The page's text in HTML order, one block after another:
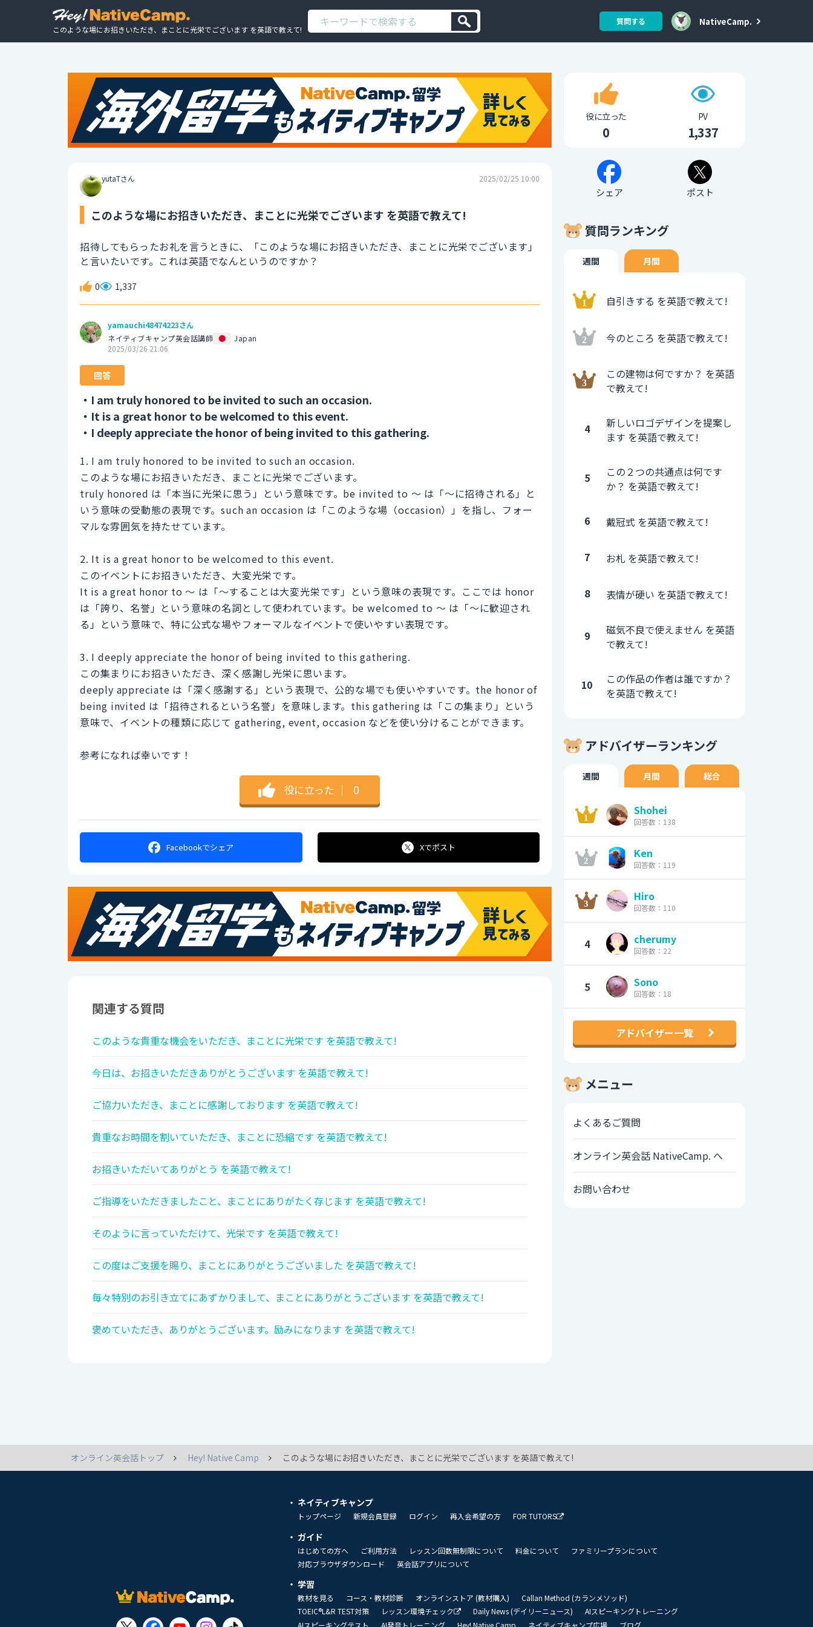
このような場にお招きいただき、まことに光栄でございます を英語で教えて!
質問する NativeCamp.
yutaTさん 2025/02/25 10:00
このような場にお招きいただき、まことに光栄でございます を英語で教えて!
招待してもらったお礼を言うときに、「このような場にお招きいただき、まことに光栄でございます」
と言いたいです。これは英語でなんというのですか？
0 1,337
yamauchi48474223さん
ネイティブキャンプ英会話講師
Japan
2025/03/26 21:06
回答
・I am truly honored to be invited to such an occasion.
・It is a great honor to be welcomed to this event.
・I deeply appreciate the honor of being invited to this gathering.
1. I am truly honored to be invited to such an occasion.
このような場にお招きいただき、まことに光栄でございます。
truly honored は「本当に光栄に思う」という意味です。be invited to ～ は「～に招待される」と
いう意味の受動態の表現です。such an occasion は「このような場（occasion）」を指し、フォー
マルな雰囲気を持たせています。
2. It is a great honor to be welcomed to this event.
このイベントにお招きいただき、大変光栄です。
It is a great honor to ～ は「～することは大変光栄です」という意味の表現です。ここでは honor
は「誇り、名誉」という意味の名詞として使われています。be welcomed to ～ は「～に歓迎され
る」という意味で、特に公式な場やフォーマルなイベントで使いやすい表現です。
3. I deeply appreciate the honor of being invited to this gathering.
この集まりにお招きいただき、深く感謝し光栄に思います。
deeply appreciate は「深く感謝する」という表現で、公的な場でも使いやすいです。the honor of
being invited は「招待されるという名誉」を意味します。this gathering は「この集まり」という
意味で、イベントの種類に応じて gathering, event, occasion などを使い分けることができます。
参考になれば幸いです！
役に立った ｜ 0
Facebookでシェア Xでポスト
関連する質問
このような貴重な機会をいただき、まことに光栄です を英語で教えて!
今日は、お招きいただきありがとうございます を英語で教えて!
ご協力いただき、まことに感謝しております を英語で教えて!
貴重なお時間を割いていただき、まことに恐縮です を英語で教えて!
お招きいただいてありがとう を英語で教えて!
ご指導をいただきましたこと、まことにありがたく存じます を英語で教えて!
そのように言っていただけて、光栄です を英語で教えて!
この度はご支援を賜り、まことにありがとうございました を英語で教えて!
毎々特別のお引き立てにあずかりまして、まことにありがとうございます を英語で教えて!
褒めていただき、ありがとうございます。励みになります を英語で教えて!
役に立った
0
PV
1,337
シェア ポスト
質問ランキング
週間 月間
自引きする を英語で教えて!
今のところ を英語で教えて!
この建物は何ですか？ を英語
で教えて!
4
新しいロゴデザインを提案し
ます を英語で教えて!
5
この２つの共通点は何です
か？ を英語で教えて!
6 戴冠式 を英語で教えて!
7 お札 を英語で教えて!
8 表情が硬い を英語で教えて!
9
磁気不良で使えません を英語
で教えて!
10
この作品の作者は誰ですか？
を英語で教えて!
アドバイザーランキング
週間 月間 総合
Shohei
回答数：138
Ken
回答数：119
Hiro
回答数：110
4 cherumy
回答数：22
5 Sono
回答数：18
アドバイザー一覧
メニュー
よくあるご質問
オンライン英会話 NativeCamp. へ
お問い合わせ
オンライン英会話トップ Hey! Native Camp このような場にお招きいただき、まことに光栄でございます を英語で教えて!
ネイティブキャンプ
トップページ 新規会員登録 ログイン 再入会希望の方 FOR TUTORS
ガイド
はじめての方へ ご利用方法 レッスン回数無制限について 料金について
ファミリープランについて
対応ブラウザダウンロード
英会話アプリについて
学習
教材を見る コース・教材診断 オンラインストア (教材購入)
Callan Method (カランメソッド)
TOEIC®L&R TEST対策
レッスン環境チェック Daily News (デイリーニュース)
AIスピーキングトレーニング